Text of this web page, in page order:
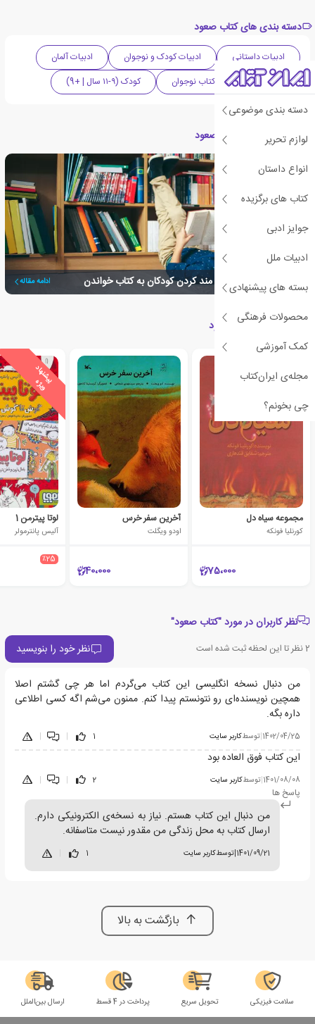
دسته بندی موضوعی
لوازم تحریر
انواع داستان
کتاب های برگزیده
جوایز ادبی
ادبیات ملل
بسته های پیشنهادی
محصولات فرهنگی
کمک آموزشی
مجله‌ی ایران‌کتاب
چی بخونم؟
دسته بندی های کتاب صعود
ادبیات داستانی ادبیات کودک و نوجوان
ادبیات آلمان
کتاب کودک
کتاب نوجوان کودک (۹-۱۱ سال | +9)
مقالات مرتبط با کتاب صعود
راهکارهایی برای علاقه مند کردن کودکان به کتاب خواندن ادامه مقاله
کتاب های مرتبط با صعود
مجموعه سیاه دل
کورنلیا فونکه
75،000
آخرین سفر خرس
اودو ویگلت
40،000
پ
ی
ش
ن
ه
ا
د
و
ی
ژ
ه
لوتا پیترمن 1
آلیس پانترمولر
٪25
نظر کاربران در مورد "کتاب صعود"
2نظر تا این لحظه ثبت شده است نظر خود را بنویسید
من دنبال نسخه انگلیسی این کتاب می‌گردم اما هر چی گشتم اصلا
همچین نویسنده‌ای رو نتونستم پیدا کنم. ممنون می‌شم اگه کسی اطلاعی
داره بگه.
1402/04/25
|توسطکاربر سایت 1
|
|
این کتاب فوق العاده بود
1401/08/08
|توسطکاربر سایت 2
|
|
پاسخ ها
من دنبال این کتاب هستم. نیاز به نسخه‌ی الکترونیکی دارم.
ارسال کتاب به محل زندگی من مقدور نیست متاسفانه.
1401/09/21
|توسطکاربر سایت 1
بازگشت به بالا
سلامت فیزیکی تحویل سریع پرداخت در 4 قسط ارسال بین‌الملل